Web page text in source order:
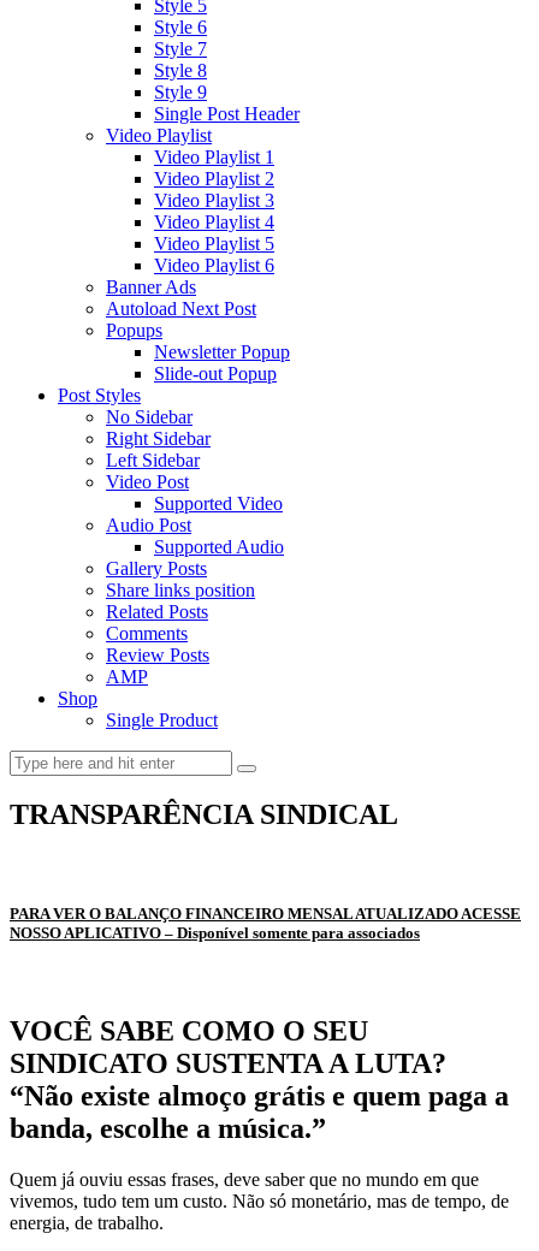
Style 5
Style 6
Style 7
Style 8
Style 9
Single Post Header
Video Playlist
Video Playlist 1
Video Playlist 2
Video Playlist 3
Video Playlist 4
Video Playlist 5
Video Playlist 6
Banner Ads
Autoload Next Post
Popups
Newsletter Popup
Slide-out Popup
Post Styles
No Sidebar
Right Sidebar
Left Sidebar
Video Post
Supported Video
Audio Post
Supported Audio
Gallery Posts
Share links position
Related Posts
Comments
Review Posts
AMP
Shop
Single Product
TRANSPARÊNCIA SINDICAL
PARA VER O BALANÇO FINANCEIRO MENSAL ATUALIZADO ACESSE
NOSSO APLICATIVO – Disponível somente para associados
VOCÊ SABE COMO O SEU
SINDICATO SUSTENTA A LUTA?
“Não existe almoço grátis e quem paga a
banda, escolhe a música.”
Quem já ouviu essas frases, deve saber que no mundo em que
vivemos, tudo tem um custo. Não só monetário, mas de tempo, de
energia, de trabalho.